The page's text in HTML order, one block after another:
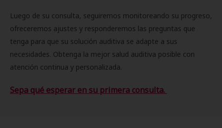
Luego de su consulta, seguiremos monitoreando su progreso,
ofreceremos ajustes y responderemos las preguntas que
tenga para que su solución auditiva se adapte a sus
necesidades. Obtenga la mejor salud auditiva posible con
atención continua y personalizada.
Sepa qué esperar en su primera consulta.